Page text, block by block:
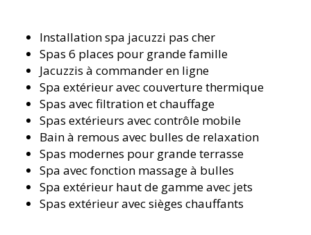
Installation spa jacuzzi pas cher
Spas 6 places pour grande famille
Jacuzzis à commander en ligne
Spa extérieur avec couverture thermique
Spas avec filtration et chauffage
Spas extérieurs avec contrôle mobile
Bain à remous avec bulles de relaxation
Spas modernes pour grande terrasse
Spa avec fonction massage à bulles
Spa extérieur haut de gamme avec jets
Spas extérieur avec sièges chauffants